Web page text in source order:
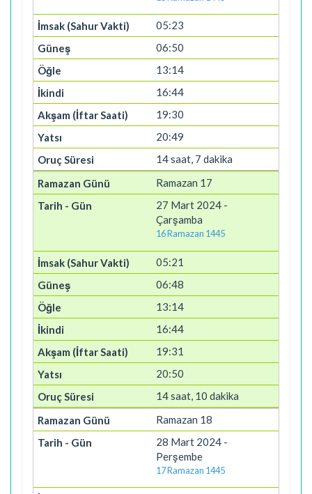
05:23
06:50
13:14
16:44
19:30
20:49
14 saat, 7 dakika
Ramazan 17
27 Mart 2024 -
Çarşamba
16 Ramazan 1445
05:21
06:48
13:14
16:44
19:31
20:50
14 saat, 10 dakika
Ramazan 18
28 Mart 2024 -
Perşembe
17 Ramazan 1445